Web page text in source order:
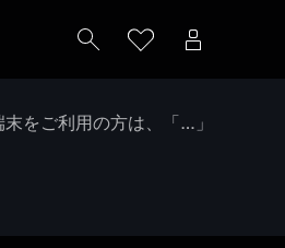
をご利用の方は、「…」